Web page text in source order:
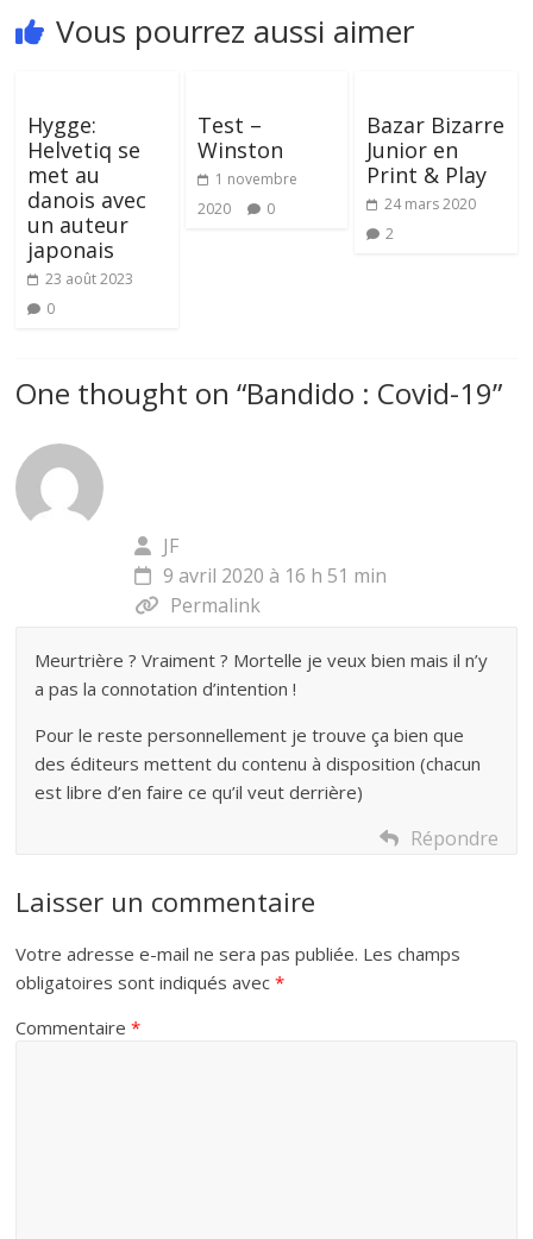
Vous pourrez aussi aimer
Hygge:
Helvetiq se
met au
danois avec
un auteur
japonais
23 août 2023
0
Test –
Winston
1 novembre
2020
0
Bazar Bizarre
Junior en
Print & Play
24 mars 2020
2
One thought on “Bandido : Covid-19”
JF
9 avril 2020 à 16 h 51 min
Permalink
Meurtrière ? Vraiment ? Mortelle je veux bien mais il n’y
a pas la connotation d’intention !
Pour le reste personnellement je trouve ça bien que
des éditeurs mettent du contenu à disposition (chacun
est libre d’en faire ce qu’il veut derrière)
Répondre
Laisser un commentaire
Votre adresse e-mail ne sera pas publiée. Les champs
obligatoires sont indiqués avec*
Commentaire*